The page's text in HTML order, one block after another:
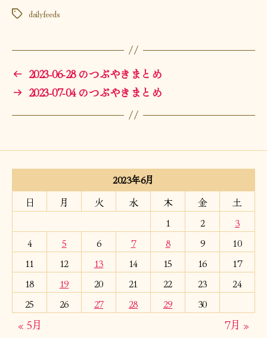
タ
dailyfeeds
← 2023-06-28 のつぶやきまとめ
→ 2023-07-04 のつぶやきまとめ
2023年6月
日
月 火 水 木 金
土
1
2
3
4
5 6 7 8 9
10
11
12 13 14 15 16
17
18
19 20 21 22 23
24
25
26 27 28 29 30
« 5月 7月 »